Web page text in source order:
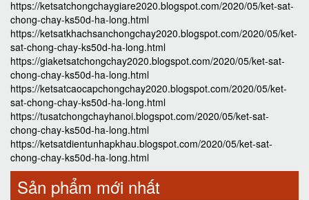
https://ketsatchongchaygiare2020.blogspot.com/2020/05/ket-sat-
chong-chay-ks50d-ha-long.html
https://ketsatkhachsanchongchay2020.blogspot.com/2020/05/ket-
sat-chong-chay-ks50d-ha-long.html
https://giaketsatchongchay2020.blogspot.com/2020/05/ket-sat-
chong-chay-ks50d-ha-long.html
https://ketsatcaocapchongchay2020.blogspot.com/2020/05/ket-
sat-chong-chay-ks50d-ha-long.html
https://tusatchongchayhanoi.blogspot.com/2020/05/ket-sat-
chong-chay-ks50d-ha-long.html
https://ketsatdientunhapkhau.blogspot.com/2020/05/ket-sat-
chong-chay-ks50d-ha-long.html
Sản phẩm mới nhất